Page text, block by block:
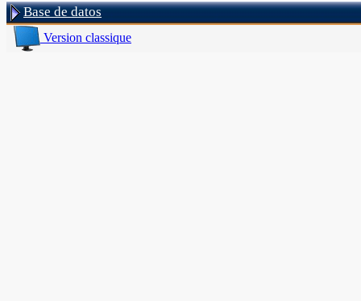
Base de datos
Version classique